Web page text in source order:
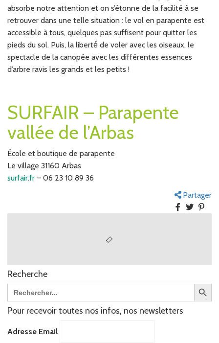
absorbe notre attention et on s’étonne de la facilité à se
retrouver dans une telle situation : le vol en parapente est
accessible à tous, quelques pas suffisent pour quitter les
pieds du sol. Puis, la liberté́ de voler avec les oiseaux, le
spectacle de la canopée avec les différentes essences
d’arbre ravis les grands et les petits !
SURFAIR – Parapente
vallée de l’Arbas
École et boutique de parapente
Le village 31160 Arbas
surfair.fr – 06 23 10 89 36
Partager
Recherche
Search
for:
Search
Pour recevoir toutes nos infos, nos newsletters
Adresse Email